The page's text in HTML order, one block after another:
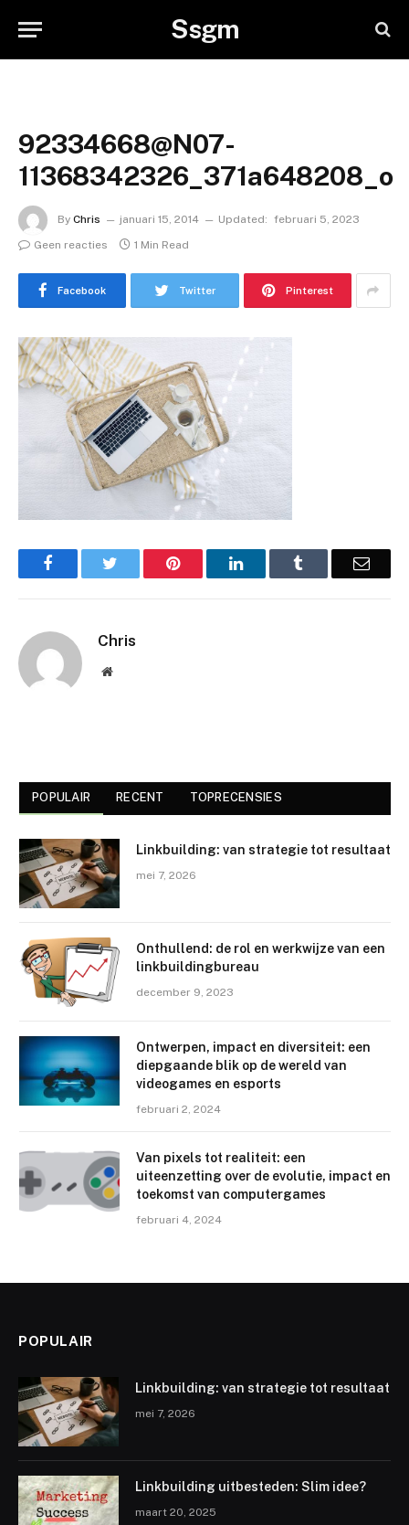
Ssgm
92334668@N07-
11368342326_371a648208_o
By Chris januari 15, 2014 Updated: februari 5, 2023
Geen reacties
1 Min Read
Facebook Twitter Pinterest
Facebook Pinterest LinkedIn Email
Chris
Website
POPULAIR RECENT TOPRECENSIES
Linkbuilding: van strategie tot resultaat
mei 7, 2026
Onthullend: de rol en werkwijze van een
linkbuildingbureau
december 9, 2023
Ontwerpen, impact en diversiteit: een
diepgaande blik op de wereld van
videogames en esports
februari 2, 2024
Van pixels tot realiteit: een
uiteenzetting over de evolutie, impact en
toekomst van computergames
februari 4, 2024
POPULAIR
Linkbuilding: van strategie tot resultaat
mei 7, 2026
Linkbuilding uitbesteden: Slim idee?
maart 20, 2025